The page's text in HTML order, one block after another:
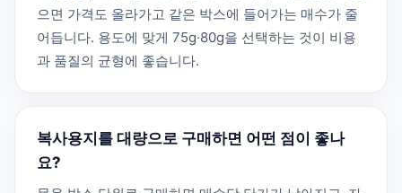
으면 가격도 올라가고 같은 박스에 들어가는 매수가 줄
어듭니다. 용도에 맞게 75g·80g을 선택하는 것이 비용
과 품질의 균형에 좋습니다.
복사용지를 대량으로 구매하면 어떤 점이 좋나
요?